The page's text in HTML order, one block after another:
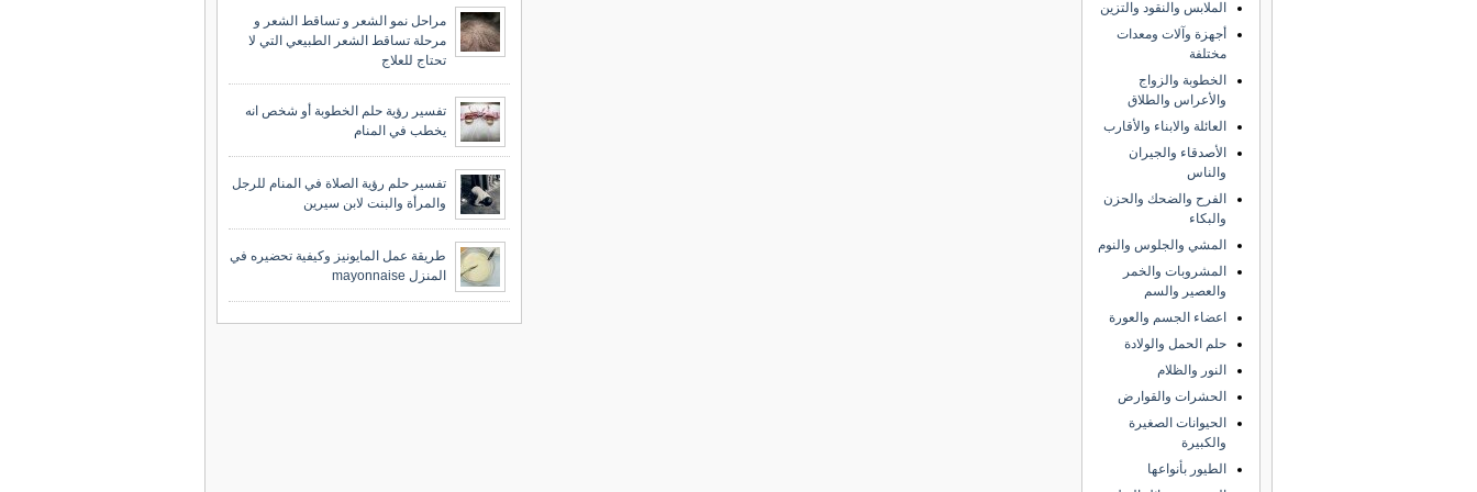
الملابس والنقود والتزين
أجهزة وآلات ومعدات
مختلفة
الخطوبة والزواج
والأعراس والطلاق
العائلة والابناء والأقارب
الأصدقاء والجيران
والناس
الفرح والضحك والحزن
والبكاء
المشي والجلوس والنوم
المشروبات والخمر
والعصير والسم
اعضاء الجسم والعورة
حلم الحمل والولادة
النور والظلام
الحشرات والقوارض
الحيوانات الصغيرة
والكبيرة
الطيور بأنواعها
مراحل نمو الشعر و تساقط الشعر و
مرحلة تساقط الشعر الطبيعي التي لا
تحتاج للعلاج
تفسير رؤية حلم الخطوبة أو شخص انه
يخطب في المنام
تفسير حلم رؤية الصلاة في المنام للرجل
والمرأة والبنت لابن سيرين
طريقة عمل المايونيز وكيفية تحضيره في
المنزل mayonnaise